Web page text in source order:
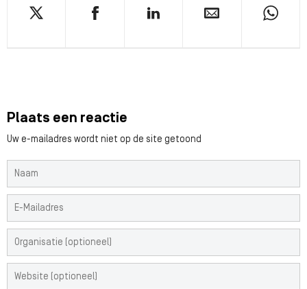
Plaats een reactie
Uw e-mailadres wordt niet op de site getoond